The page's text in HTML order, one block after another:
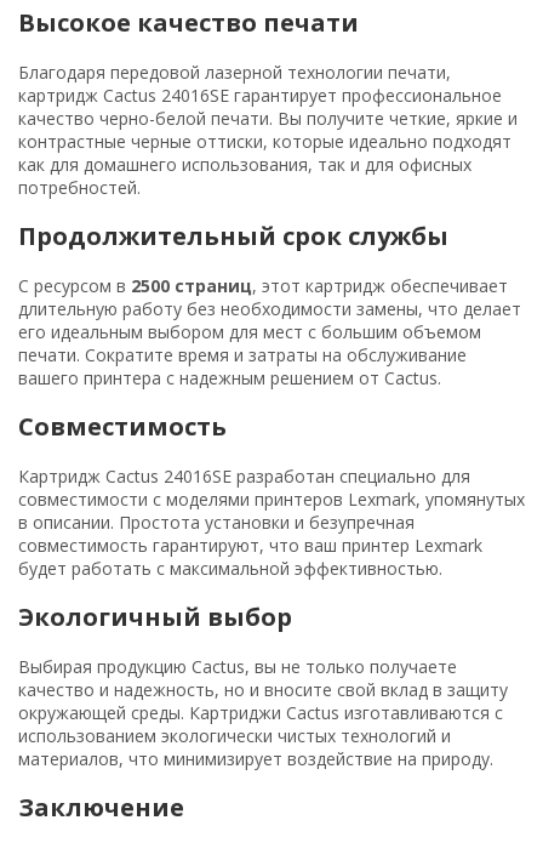
Высокое качество печати
Благодаря передовой лазерной технологии печати,
картридж Cactus 24016SE гарантирует профессиональное
качество черно-белой печати. Вы получите четкие, яркие и
контрастные черные оттиски, которые идеально подходят
как для домашнего использования, так и для офисных
потребностей.
Продолжительный срок службы
С ресурсом в 2500 страниц, этот картридж обеспечивает
длительную работу без необходимости замены, что делает
его идеальным выбором для мест с большим объемом
печати. Сократите время и затраты на обслуживание
вашего принтера с надежным решением от Cactus.
Совместимость
Картридж Cactus 24016SE разработан специально для
совместимости с моделями принтеров Lexmark, упомянутых
в описании. Простота установки и безупречная
совместимость гарантируют, что ваш принтер Lexmark
будет работать с максимальной эффективностью.
Экологичный выбор
Выбирая продукцию Cactus, вы не только получаете
качество и надежность, но и вносите свой вклад в защиту
окружающей среды. Картриджи Cactus изготавливаются с
использованием экологически чистых технологий и
материалов, что минимизирует воздействие на природу.
Заключение